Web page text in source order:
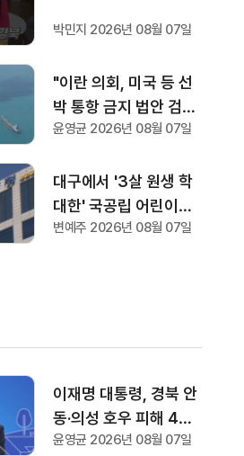
져
박민지 2026년 08월 07일
"이란 의회, 미국 등 선
박 통항 금지 법안 검
토"···트럼프 "이란과의
윤영균 2026년 08월 07일
대구에서 '3살 원생 학
대한' 국공립 어린이집
교사 2명, 검찰 송치
변예주 2026년 08월 07일
이재명 대통령, 경북 안
동·의성 호우 피해 4개
면 특별재난지역 선포···
윤영균 2026년 08월 07일